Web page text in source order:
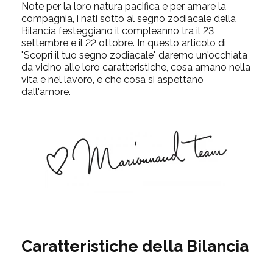
Note per la loro natura pacifica e per amare la
compagnia, i nati sotto al segno zodiacale della
Bilancia festeggiano il compleanno tra il 23
settembre e il 22 ottobre. In questo articolo di
"Scopri il tuo segno zodiacale" daremo un'occhiata
da vicino alle loro caratteristiche, cosa amano nella
vita e nel lavoro, e che cosa si aspettano
dall'amore.
Caratteristiche della Bilancia